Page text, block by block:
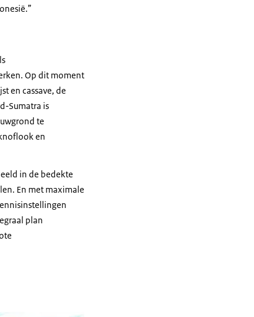
Op dit moment
en cassave, de
Sumatra is
te
en
in de bedekte
En met maximale
plan